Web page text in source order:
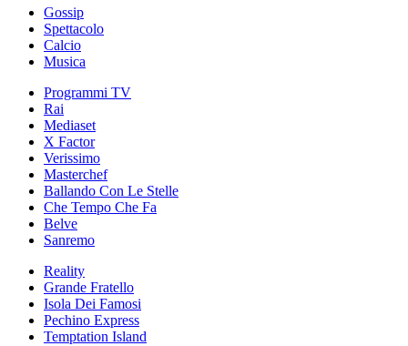
Gossip
Spettacolo
Calcio
Musica
Programmi TV
Rai
Mediaset
X Factor
Verissimo
Masterchef
Ballando Con Le Stelle
Che Tempo Che Fa
Belve
Sanremo
Reality
Grande Fratello
Isola Dei Famosi
Pechino Express
Temptation Island